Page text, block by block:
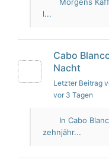
l...
Cabo
Nacht
Letzter Beitrag
vor 3 Tagen
In Cabo
zehnjähr...